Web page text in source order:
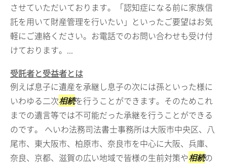
させていただいております。「認知症になる前に家族信
託を用いて財産管理を行いたい」といったご要望はお気
軽にご連絡ください。お電話でのお問い合わせも受け付
けております。...
受託者と受益者とは
例えば息子に遺産を承継し息子の次には孫といった様に
いわゆる二次相続を行うことができます。そのためこれ
までの遺言等では不可能だった承継を行うことができる
のです。 へいわ法務司法書士事務所は大阪市中央区、八
尾市、東大阪市、柏原市、奈良市を中心に大阪、兵庫、
奈良、京都、滋賀の広い地域で皆様の生前対策や相続の